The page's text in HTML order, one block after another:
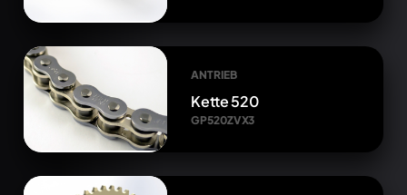
ANTRIEB
Kette 520
GP520ZVX3